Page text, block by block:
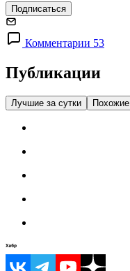
Подписаться
Комментарии 53
Публикации
Лучшие за сутки Похожие